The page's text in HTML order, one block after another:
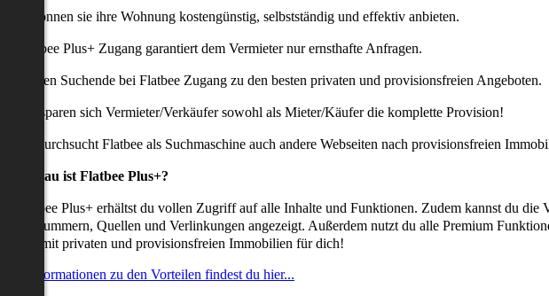
können sie ihre Wohnung kostengünstig, selbstständig und effektiv anbieten.
Flatbee Plus+ Zugang garantiert dem Vermieter nur ernsthafte Anfragen.
erhalten Suchende bei Flatbee Zugang zu den besten privaten und provisionsfreien Angeboten.
uns sparen sich Vermieter/Verkäufer sowohl als Mieter/Käufer die komplette Provision!
durchsucht Flatbee als Suchmaschine auch andere Webseiten nach provisionsfreien
genau ist Flatbee Plus+?
Flatbee Plus+ erhältst du vollen Zugriff auf alle Inhalte und Funktionen. Zudem kannst du
Quellen und Verlinkungen angezeigt. Außerdem nutzt du alle Premium
mit privaten und provisionsfreien Immobilien für dich!
Informationen zu den Vorteilen findest du hier...